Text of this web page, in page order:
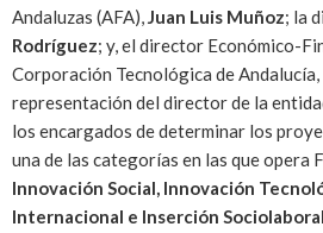
Andaluzas (AFA),Juan Luis Muñoz; la
Rodríguez; y, el director Económico-
Corporación Tecnológica de Andalucía,
representación del director de la
los encargados de determinar los
una de las categorías en las que opera
Innovación Social, Innovación
Internacional e Inserción Sociolaboral